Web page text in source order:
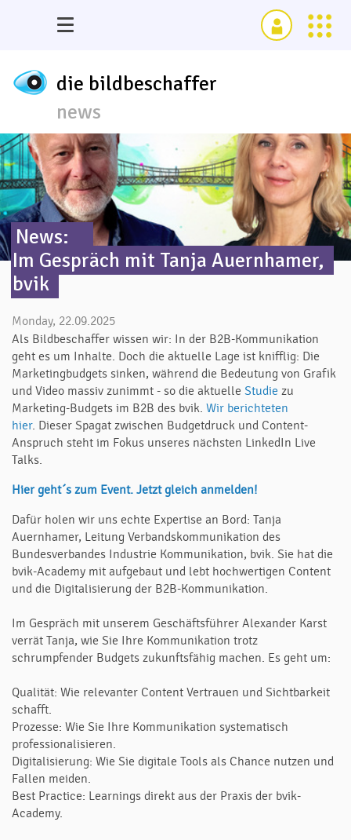
die bildbeschaffer
news
News:
Im Gespräch mit Tanja Auernhamer,
bvik
Monday, 22.09.2025
Als Bildbeschaffer wissen wir: In der B2B-Kommunikation
geht es um Inhalte. Doch die aktuelle Lage ist knifflig: Die
Marketingbudgets sinken, während die Bedeutung von Grafik
und Video massiv zunimmt - so die aktuelle Studie zu
Marketing-Budgets im B2B des bvik. Wir berichteten
hier. Dieser Spagat zwischen Budgetdruck und Content-
Anspruch steht im Fokus unseres nächsten LinkedIn Live
Talks.
Hier geht´s zum Event. Jetzt gleich anmelden!
Dafür holen wir uns echte Expertise an Bord: Tanja
Auernhamer, Leitung Verbandskommunikation des
Bundesverbandes Industrie Kommunikation, bvik. Sie hat die
bvik-Academy mit aufgebaut und lebt hochwertigen Content
und die Digitalisierung der B2B-Kommunikation.
Im Gespräch mit unserem Geschäftsführer Alexander Karst
verrät Tanja, wie Sie Ihre Kommunikation trotz
schrumpfender Budgets zukunftsfähig machen. Es geht um:
Qualität: Wie relevanter Content Vertrauen und Sichtbarkeit
schafft.
Prozesse: Wie Sie Ihre Kommunikation systematisch
professionalisieren.
Digitalisierung: Wie Sie digitale Tools als Chance nutzen und
Fallen meiden.
Best Practice: Learnings direkt aus der Praxis der bvik-
Academy.